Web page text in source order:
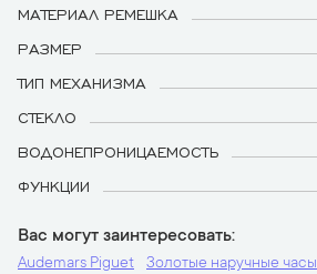
МАТЕРИАЛ РЕМЕШКА
РАЗМЕР
ТИП МЕХАНИЗМА
СТЕКЛО
ВОДОНЕПРОНИЦАЕМОСТЬ
ФУНКЦИИ
Вас могут заинтересовать
Audemars Piguet Золотые наручные часы